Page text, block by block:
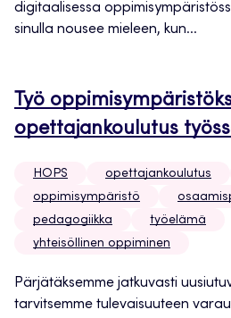
digitaalisessa
sinulla nousee mieleen, kun...
Työ
opettajankoulutus
HOPS opettajankoulutus
oppimisympäristö
pedagogiikka
työelämä
yhteisöllinen oppiminen
Pärjätäksemme jatkuvasti
tarvitsemme tulevaisuuteen